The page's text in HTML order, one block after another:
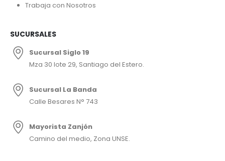
Trabaja con Nosotros
SUCURSALES
Sucursal Siglo 19
Mza 30 lote 29, Santiago del Estero.
Sucursal La Banda
Calle Besares N° 743
Mayorista Zanjón
Camino del medio, Zona UNSE.